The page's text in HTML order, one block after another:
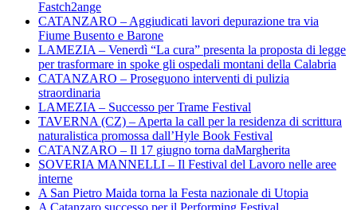
Fastch2ange
CATANZARO – Aggiudicati lavori depurazione tra via
Fiume Busento e Barone
LAMEZIA – Venerdì “La cura” presenta la proposta di legge
per trasformare in spoke gli ospedali montani della Calabria
CATANZARO – Proseguono interventi di pulizia
straordinaria
LAMEZIA – Successo per Trame Festival
TAVERNA (CZ) – Aperta la call per la residenza di scrittura
naturalistica promossa dall’Hyle Book Festival
CATANZARO – Il 17 giugno torna daMargherita
SOVERIA MANNELLI – Il Festival del Lavoro nelle aree
interne
A San Pietro Maida torna la Festa nazionale di Utopia
A Catanzaro successo per il Performing Festival